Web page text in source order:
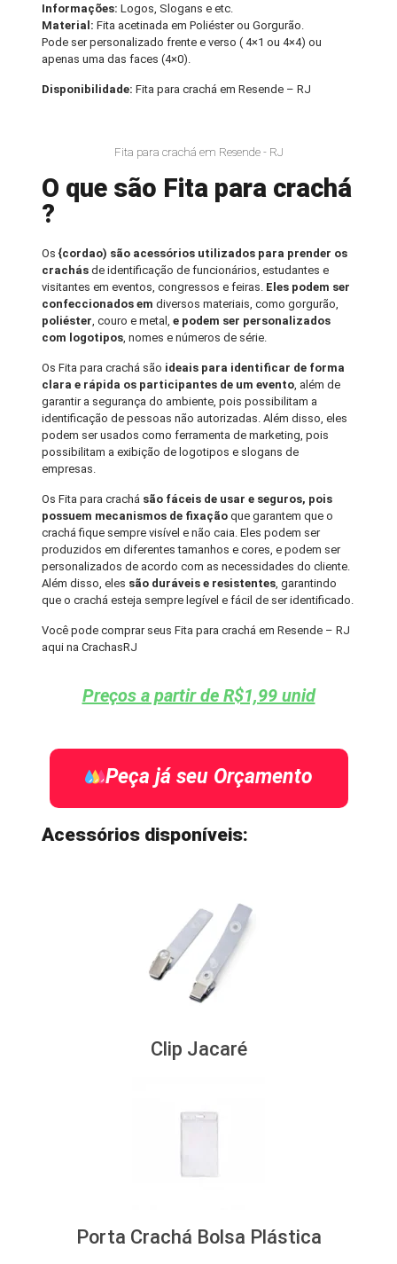
Informações:Logos, Slogans e etc.
Material: Fita acetinada em Poliéster ou Gorgurão.
Pode ser personalizado frente e verso ( 4×1 ou 4×4) ou
apenas uma das faces (4×0).
Disponibilidade:Fita para crachá em Resende – RJ
Fita para crachá em Resende - RJ
O que são Fita para crachá
?
Os {cordao) são acessórios utilizados para prender os
crachás de identificação de funcionários, estudantes e
visitantes em eventos, congressos e feiras. Eles podem ser
confeccionados emdiversos materiais, como gorgurão,
poliéster, couro e metal,e podem ser personalizados
com logotipos, nomes e números de série.
Os Fita para crachá são ideais para identificar de forma
clara e rápida os participantes de um evento, além de
garantir a segurança do ambiente, pois possibilitam a
identificação de pessoas não autorizadas. Além disso, eles
podem ser usados como ferramenta de marketing, pois
possibilitam a exibição de logotipos e slogans de
empresas.
Os Fita para crachá são fáceis de usar e seguros, pois
possuem mecanismos de fixação que garantem que o
crachá fique sempre visível e não caia. Eles podem ser
produzidos em diferentes tamanhos e cores, e podem ser
personalizados de acordo com as necessidades do cliente.
Além disso, eles são duráveis e resistentes, garantindo
que o crachá esteja sempre legível e fácil de ser identificado.
Você pode comprar seus Fita para crachá em Resende – RJ
aqui na CrachasRJ
Preços a partir de R$1,99 unid
Peça já seu Orçamento
Acessórios disponíveis:
Clip Jacaré
Porta Crachá Bolsa Plástica